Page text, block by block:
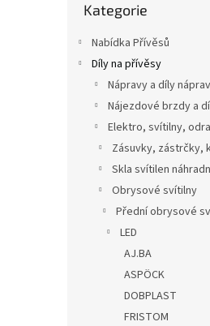
kategorie
Kategorie
Nabídka Přívěsů
Díly na přívěsy
Nápravy a díly náprav
Nájezdové brzdy a
Elektro, svítilny,
Zásuvky, zástrčky,
Skla svítilen
Obrysové svítilny
Přední obrysové
LED
AJ.BA
ASPÖCK
DOBPLAST
FRISTOM